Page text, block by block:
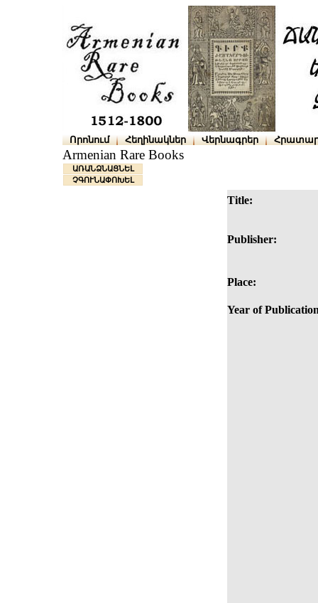
Որոնում Հեղինակներ Վերնագրեր
Armenian Rare Books
ԱՌԱՆՁՆԱՑՆԵԼ
ՉԳՈՒՆԱՓՈԽԵԼ
Title:
Publisher:
Place:
Year of